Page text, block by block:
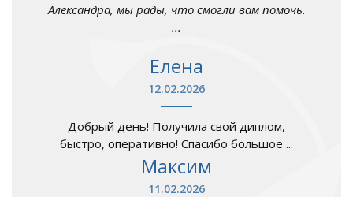
Александра, мы рады, что смогли вам помочь.
...
Елена
12.02.2026
Добрый день! Получила свой диплом,
быстро, оперативно! Спасибо большое ...
Максим
11.02.2026